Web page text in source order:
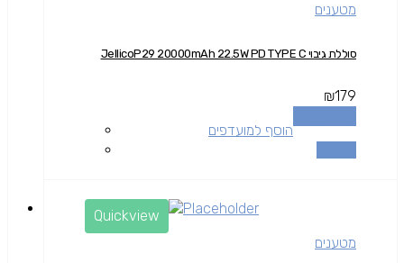
מטענים
סוללת גיבוי JellicoP29 20000mAh 22.5W PD TYPE C
₪179
הוסף למועדפים
Quickview
מטענים